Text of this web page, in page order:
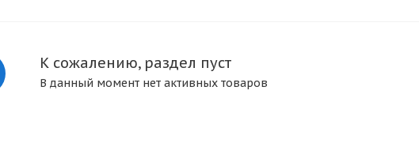
К сожалению, раздел пуст
В данный момент нет активных товаров